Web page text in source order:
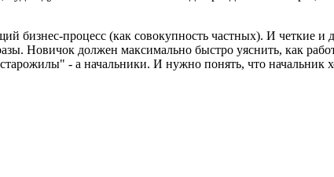
бизнес-процесс (как совокупность частных). И четкие
Новичок должен максимально быстро уяснить, как
- а начальники. И нужно понять, что начальник